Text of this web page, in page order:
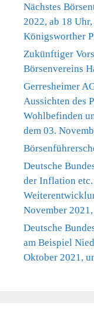
Nächstes
2022, ab 18
Königsworther
Zukünftiger
Börsenvereins
Gerresheimer
Aussichten des
Wohlbefinden
dem 03.
Deutsche
der Inflation
November
Deutsche
am Beispiel
Oktober 2021,